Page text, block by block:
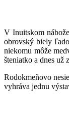
V Inuitskom
obrovský biely
niekomu môže
šteniatko a dnes už
Rodokmeňovo
vyhráva jednu